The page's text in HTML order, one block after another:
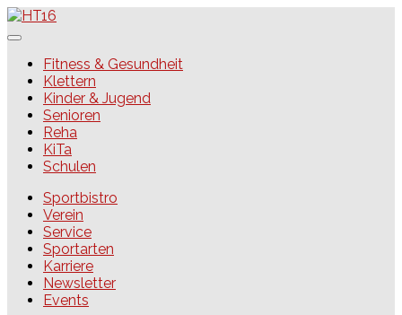
Skip
to
HT16Fitness & Gesundheit
Klettern
Kinder & Jugend
Senioren
Reha
KiTa
Schulen
Sportbistro
Verein
Service
Sportarten
Karriere
Newsletter
Events